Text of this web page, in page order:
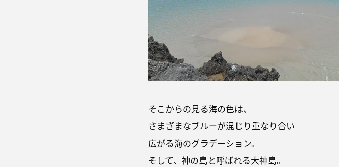
そこからの見る海の色は、
さまざまなブルーが混じり重なり合い
広がる海のグラデーション。
そして、神の島と呼ばれる大神島。